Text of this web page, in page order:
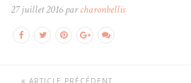
27 juillet 2016 parcharonbellis
ARTICLE PRÉCÉDENT